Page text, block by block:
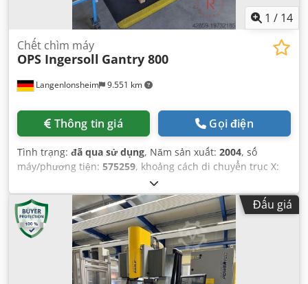
1 / 14
Langenlonsheim 9.551 km
Chết chìm máy
OPS Ingersoll Gantry 800
Thông tin giá Gọi điện
Tình trạng: đã qua sử dụng, Năm sản xuất: 2004, số
máy/phương tiện: 575259, khoảng cách di chuyển trục X:
, khoảng cách di chuyển trục Y:
cách di chuyển trục Z:450 mm,
Đấu giá